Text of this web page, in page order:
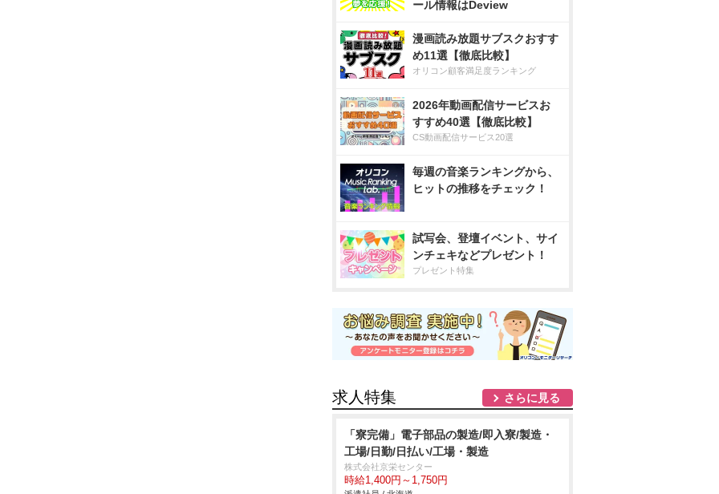
ール情報はDeview
漫画読み放題サブスクおすす
め11選【徹底比較】
オリコン顧客満足度ランキング
2026年動画配信サービスお
すすめ40選【徹底比較】
CS動画配信サービス20選
毎週の音楽ランキングから、
ヒットの推移をチェック！
試写会、登壇イベント、サイ
ンチェキなどプレゼント！
プレゼント特集
求人特集 さらに見る
「寮完備」電子部品の製造/即入寮/製造・
工場/日勤/日払い/工場・製造
株式会社京栄センター
時給1,400円～1,750円